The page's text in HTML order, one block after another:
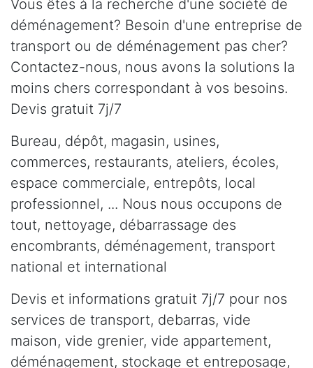
Vous êtes à la recherche d'une société de
déménagement? Besoin d'une entreprise de
transport ou de déménagement pas cher?
Contactez-nous, nous avons la solutions la
moins chers correspondant à vos besoins.
Devis gratuit 7j/7
Bureau, dépôt, magasin, usines,
commerces, restaurants, ateliers, écoles,
espace commerciale, entrepôts, local
professionnel, ... Nous nous occupons de
tout, nettoyage, débarrassage des
encombrants, déménagement, transport
national et international
Devis et informations gratuit 7j/7 pour nos
services de transport, debarras, vide
maison, vide grenier, vide appartement,
déménagement, stockage et entreposage,